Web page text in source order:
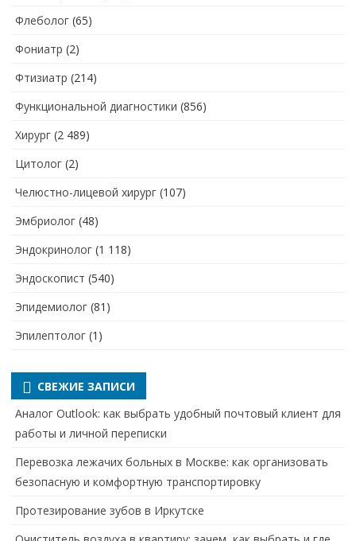
Флеболог (65)
Фониатр (2)
Фтизиатр (214)
Функциональной диагностики (856)
Хирург (2 489)
Цитолог (2)
Челюстно-лицевой хирург (107)
Эмбриолог (48)
Эндокринолог (1 118)
Эндоскопист (540)
Эпидемиолог (81)
Эпилептолог (1)
СВЕЖИЕ ЗАПИСИ
Аналог Outlook: как выбрать удобный почтовый клиент для
работы и личной переписки
Перевозка лежачих больных в Москве: как организовать
безопасную и комфортную транспортировку
Протезирование зубов в Иркутске